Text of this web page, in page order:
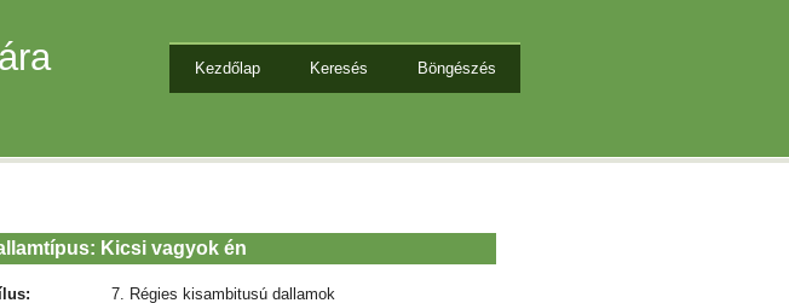
Kezdőlap Keresés Böngészés
Kicsi vagyok én
7. Régies kisambitusú dallamok